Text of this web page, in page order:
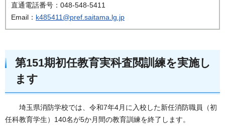
直通電話番号：048-548-5411
Email： k485411@pref.saitama.lg.jp
第151期初任教育実科査閲訓練を実施し
ます
埼玉県消防学校では、令和7年4月に入校した新任消防職員（初
任科教育学生）140名が5か月間の教育訓練を終了します。